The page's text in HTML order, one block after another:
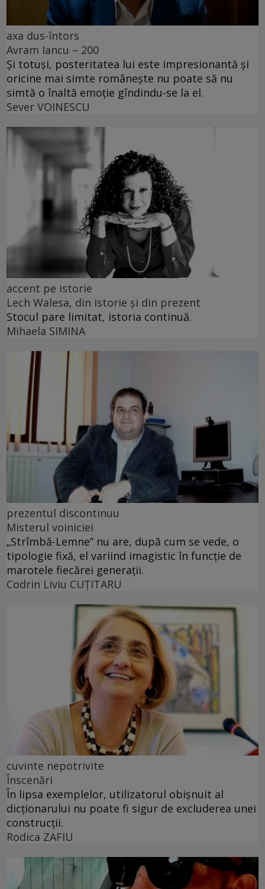
axa dus-întors
Avram Iancu – 200
Și totuși, posteritatea lui este impresionantă și
oricine mai simte românește nu poate să nu
simtă o înaltă emoție gîndindu-se la el.
Sever VOINESCU
accent pe istorie
Lech Walesa, din istorie și din prezent
Stocul pare limitat, istoria continuă.
Mihaela SIMINA
prezentul discontinuu
Misterul voiniciei
„Strîmbă-Lemne” nu are, după cum se vede, o
tipologie fixă, el variind imagistic în funcţie de
marotele fiecărei generaţii.
Codrin Liviu CUŢITARU
cuvinte nepotrivite
Înscenări
În lipsa exemplelor, utilizatorul obișnuit al
dicționarului nu poate fi sigur de excluderea unei
construcții.
Rodica ZAFIU